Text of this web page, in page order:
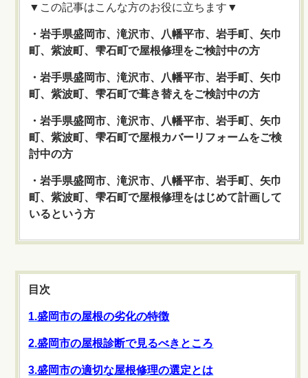
▼この記事はこんな方のお役に立ちます▼
・岩手県盛岡市、滝沢市、八幡平市、岩手町、矢巾
町、紫波町、雫石町で屋根修理をご検討中の方
・岩手県盛岡市、滝沢市、八幡平市、岩手町、矢巾
町、紫波町、雫石町で葺き替えをご検討中の方
・岩手県盛岡市、滝沢市、八幡平市、岩手町、矢巾
町、紫波町、雫石町で屋根カバーリフォームをご検
討中の方
・岩手県盛岡市、滝沢市、八幡平市、岩手町、矢巾
町、紫波町、雫石町で屋根修理をはじめて計画して
いるという方
目次
1.盛岡市の屋根の劣化の特徴
2.盛岡市の屋根診断で見るべきところ
3.盛岡市の適切な屋根修理の選定とは